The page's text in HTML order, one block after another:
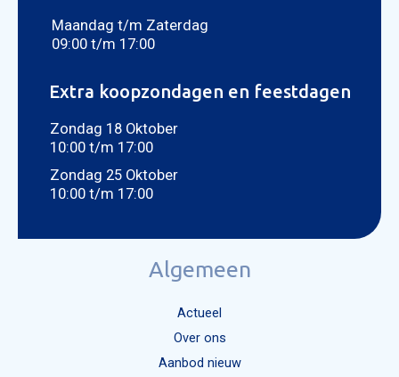
Selecteer uw foto
Maandag t/m Zaterdag
09:00 t/m 17:00
Extra koopzondagen en feestdagen
Zondag 18 Oktober
10:00 t/m 17:00
Zondag 25 Oktober
10:00 t/m 17:00
Algemeen
Actueel
Over ons
Aanbod nieuw